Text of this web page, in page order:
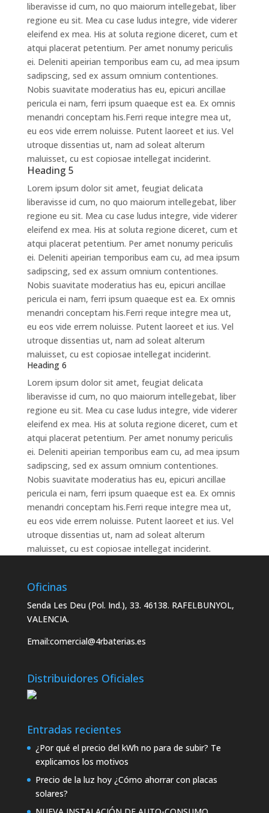
liberavisse id cum, no quo maiorum intellegebat, liber
regione eu sit. Mea cu case ludus integre, vide viderer
eleifend ex mea. His at soluta regione diceret, cum et
atqui placerat petentium. Per amet nonumy periculis
ei. Deleniti apeirian temporibus eam cu, ad mea ipsum
sadipscing, sed ex assum omnium contentiones.
Nobis suavitate moderatius has eu, epicuri ancillae
pericula ei nam, ferri ipsum quaeque est ea. Ex omnis
menandri conceptam his.Ferri reque integre mea ut,
eu eos vide errem noluisse. Putent laoreet et ius. Vel
utroque dissentias ut, nam ad soleat alterum
maluisset, cu est copiosae intellegat inciderint.
Heading 5
Lorem ipsum dolor sit amet, feugiat delicata
liberavisse id cum, no quo maiorum intellegebat, liber
regione eu sit. Mea cu case ludus integre, vide viderer
eleifend ex mea. His at soluta regione diceret, cum et
atqui placerat petentium. Per amet nonumy periculis
ei. Deleniti apeirian temporibus eam cu, ad mea ipsum
sadipscing, sed ex assum omnium contentiones.
Nobis suavitate moderatius has eu, epicuri ancillae
pericula ei nam, ferri ipsum quaeque est ea. Ex omnis
menandri conceptam his.Ferri reque integre mea ut,
eu eos vide errem noluisse. Putent laoreet et ius. Vel
utroque dissentias ut, nam ad soleat alterum
maluisset, cu est copiosae intellegat inciderint.
Heading 6
Lorem ipsum dolor sit amet, feugiat delicata
liberavisse id cum, no quo maiorum intellegebat, liber
regione eu sit. Mea cu case ludus integre, vide viderer
eleifend ex mea. His at soluta regione diceret, cum et
atqui placerat petentium. Per amet nonumy periculis
ei. Deleniti apeirian temporibus eam cu, ad mea ipsum
sadipscing, sed ex assum omnium contentiones.
Nobis suavitate moderatius has eu, epicuri ancillae
pericula ei nam, ferri ipsum quaeque est ea. Ex omnis
menandri conceptam his.Ferri reque integre mea ut,
eu eos vide errem noluisse. Putent laoreet et ius. Vel
utroque dissentias ut, nam ad soleat alterum
maluisset, cu est copiosae intellegat inciderint.
Oficinas
Senda Les Deu (Pol. Ind.), 33. 46138. RAFELBUNYOL,
VALENCIA.
Email:comercial@4rbaterias.es
Distribuidores Oficiales
Entradas recientes
¿Por qué el precio del kWh no para de subir? Te
explicamos los motivos
Precio de la luz hoy ¿Cómo ahorrar con placas
solares?